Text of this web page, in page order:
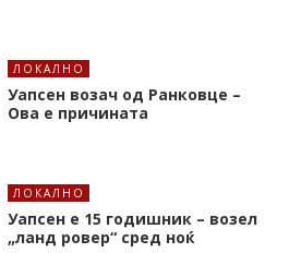
ЛОКАЛНО
Уапсен возач од Ранковце –
Ова е причината
ЛОКАЛНО
Уапсен е 15 годишник – возел
„ланд ровер“ сред ноќ